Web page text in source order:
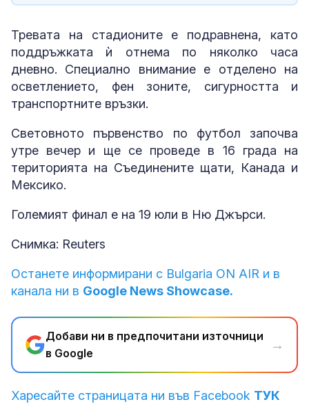
Тревата на стадионите е подравнена, като
поддръжката ѝ отнема по няколко часа
дневно. Специално внимание е отделено на
осветлението, фен зоните, сигурността и
транспортните връзки.
Световното първенство по футбол започва
утре вечер и ще се проведе в 16 града на
територията на Съединените щати, Канада и
Мексико.
Големият финал е на 19 юли в Ню Джърси.
Снимка: Reuters
Останете информирани с Bulgaria ON AIR и в
канала ни в Google News Showcase.
Добави ни в предпочитани източници
в Google
→
Харесайте страницата ни във Facebook ТУК